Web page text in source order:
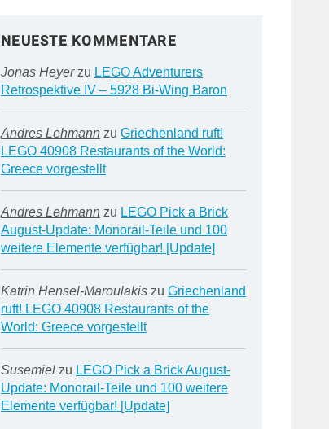
NEUESTE KOMMENTARE
Jonas Heyerzu LEGO Adventurers
Retrospektive IV – 5928 Bi-Wing Baron
Andres Lehmannzu Griechenland ruft!
LEGO 40908 Restaurants of the World:
Greece vorgestellt
Andres Lehmannzu LEGO Pick a Brick
August-Update: Monorail-Teile und 100
weitere Elemente verfügbar! [Update]
Katrin Hensel-Maroulakiszu Griechenland
ruft! LEGO 40908 Restaurants of the
World: Greece vorgestellt
Susemielzu LEGO Pick a Brick August-
Update: Monorail-Teile und 100 weitere
Elemente verfügbar! [Update]